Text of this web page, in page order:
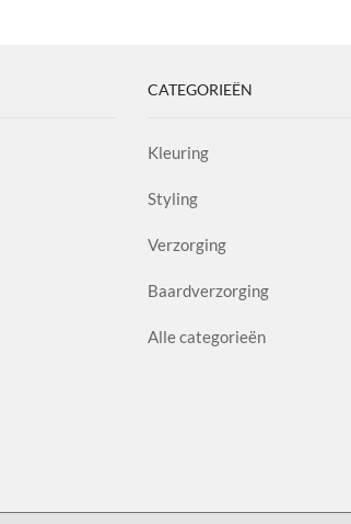
CATEGORIEËN
Kleuring
Styling
Verzorging
Baardverzorging
Alle categorieën